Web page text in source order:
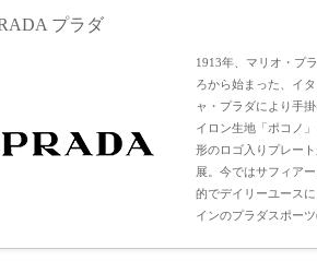
プラダ
1913年、マリオ・プ
ろから始まった、イ
ャ・プラダにより手
イロン生地「ポコノ
形のロゴ入りプレー
展。今ではサフィア
的でデイリーユース
インのプラダスポー